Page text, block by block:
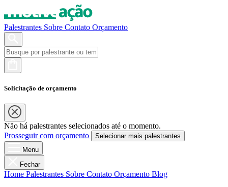
Palestrantes Sobre Contato Orçamento
Solicitação de orçamento
Não há palestrantes selecionados até o momento.
Prosseguir com orçamento
Selecionar mais palestrantes
Menu
Fechar
Home Palestrantes Sobre Contato Orçamento Blog